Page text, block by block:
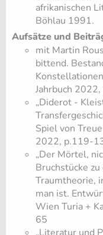
afrikanischen
Böhlau 1991.
Aufsätze und
mit Martin
bittend.
Jahrbuch
„Diderot -
Spiel von
2022, p.119-
„Der Mörtel,
Bruchstücke
Traumtheorie,
man ist.
Wien Turia +
65